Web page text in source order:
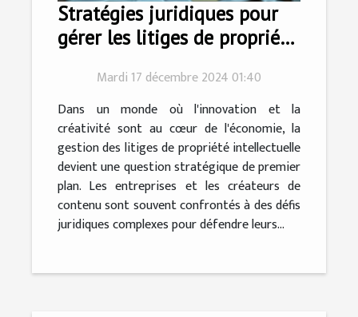
Stratégies juridiques pour
gérer les litiges de propriété
Mardi 17 décembre 2024 01:40
Dans un monde où l'innovation et la
créativité sont au cœur de l'économie, la
gestion des litiges de propriété intellectuelle
devient une question stratégique de premier
plan. Les entreprises et les créateurs de
contenu sont souvent confrontés à des défis
juridiques complexes pour défendre leurs...